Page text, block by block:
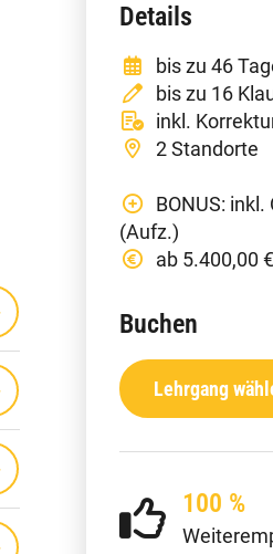
Details
bis zu 46
bis zu 16
inkl.
2 Standorte
BONUS:
(Aufz.)
ab 5.400,00 €
Buchen
Lehrgang
100 %